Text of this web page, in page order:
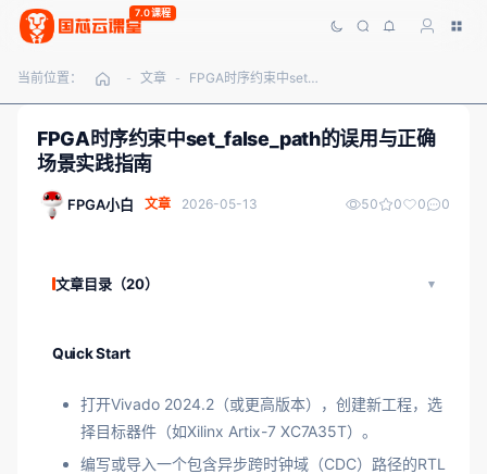
7.0课程
当前位置： - 文章 - FPGA时序约束中set_false_path的误用与正确场景实践指南
FPGA时序约束中set_false_path的误用与正确
场景实践指南
FPGA小白 文章 2026-05-13 50 0 0 0
文章目录（20）
Quick Start
打开Vivado 2024.2（或更高版本），创建新工程，选
择目标器件（如Xilinx Artix-7 XC7A35T）。
编写或导入一个包含异步跨时钟域（CDC）路径的RTL